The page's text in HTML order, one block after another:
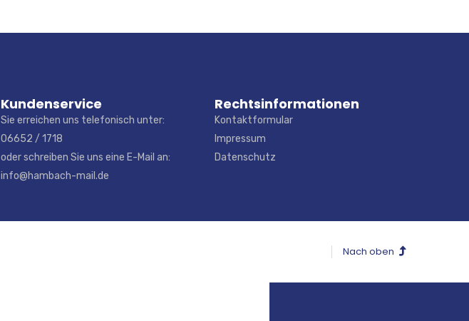
Kundenservice
Sie erreichen uns telefonisch unter:
06652 / 1718
oder schreiben Sie uns eine E-Mail an:
info@hambach-mail.de
Rechtsinformationen
Kontaktformular
Impressum
Datenschutz
Nach oben